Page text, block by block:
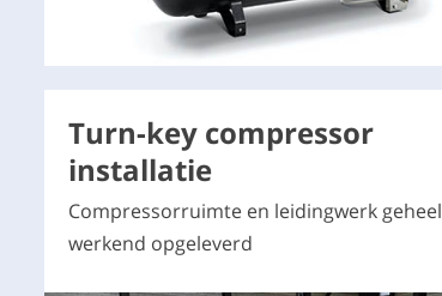
Turn-key compressor
installatie
Compressorruimte en leidingwerk geheel
werkend opgeleverd